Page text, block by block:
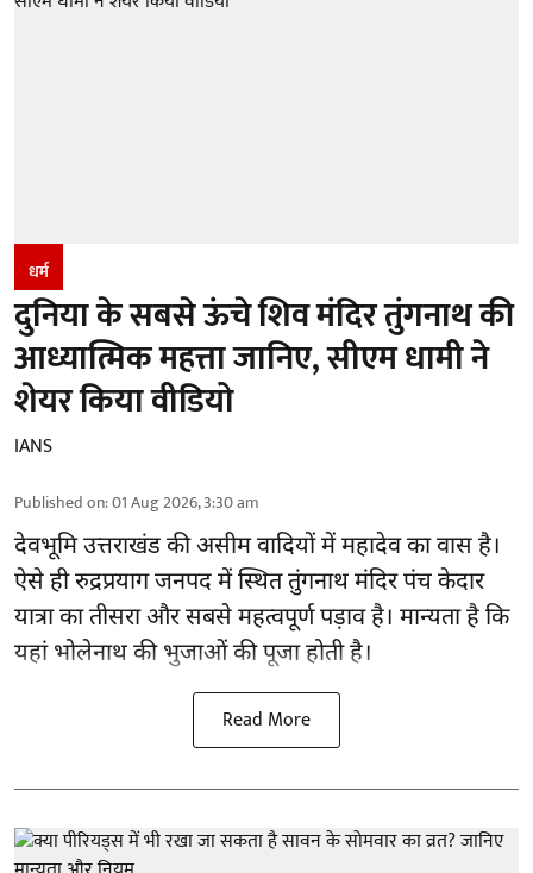
धर्म
दुनिया के सबसे ऊंचे शिव मंदिर तुंगनाथ की
आध्यात्मिक महत्ता जानिए, सीएम धामी ने
शेयर किया वीडियो
IANS
Published on:01 Aug 2026, 3:30 am
देवभूमि उत्तराखंड की असीम वादियों में महादेव का वास है।
ऐसे ही रुद्रप्रयाग जनपद में स्थित तुंगनाथ मंदिर पंच केदार
यात्रा का तीसरा और सबसे महत्वपूर्ण पड़ाव है। मान्यता है कि
यहां भोलेनाथ की भुजाओं की पूजा होती है।
Read More